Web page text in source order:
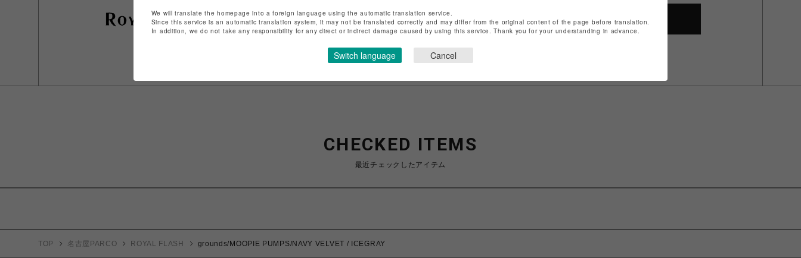
特定商取引法など法令に基づく表記はこちら
ショップお問い合わせはこちら
SHOP TOP
CHECKED ITEMS
最近チェックしたアイテム
TOP 名古屋PARCO ROYAL FLASH grounds/MOOPIE PUMPS/NAVY VELVET / ICEGRAY
We will translate the homepage into a foreign language using the automatic translation service.
Since this service is an automatic translation system, it may not be translated correctly and may differ from the original content of the page before translation.
In addition, we do not take any responsibility for any direct or indirect damage caused by using this service. Thank you for your understanding in advance.
Switch language Cancel